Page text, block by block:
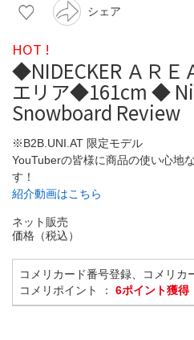
シェア
HOT !
◆NIDECKER ＡＲ
エリア◆161cm ◆
Snowboard Review
※B2B.UNI.AT 限定モデル
YouTuberの皆様に商品の使い心地
す！
紹介動画はこちら
ネット販売
価格（税込）
コメリカード番号登録、コメリカ
コメリポイント ： 6ポイント獲得